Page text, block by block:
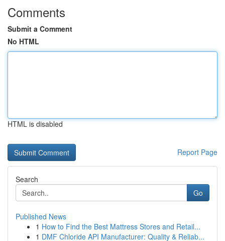
Comments
Submit a Comment
No HTML
HTML is disabled
Report Page
Search
Go
Published News
1 How to Find the Best Mattress Stores and Retail...
1 DMF Chloride API Manufacturer: Quality & Reliab...